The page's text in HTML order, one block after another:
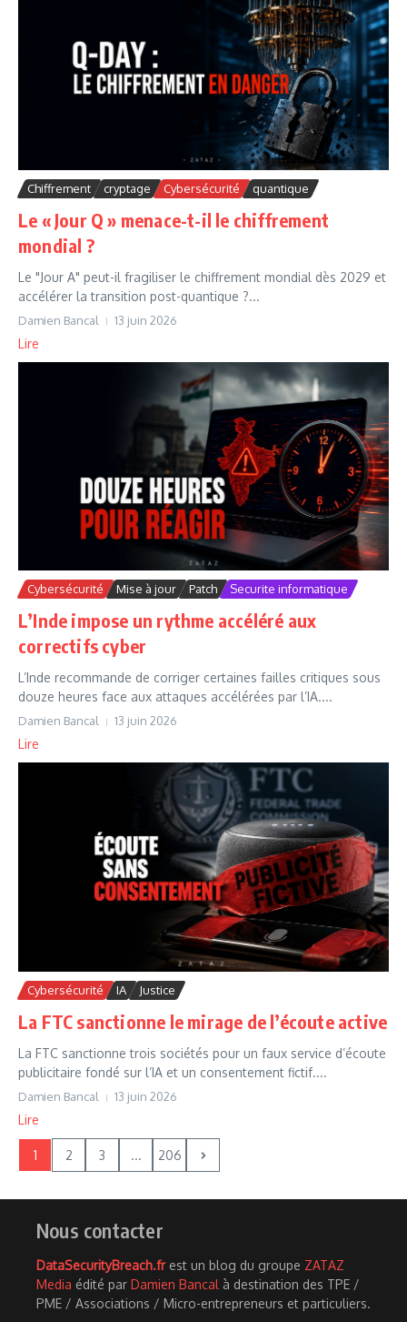
Chiffrement cryptage Cybersécurité quantique
Le « Jour Q » menace-t-il le chiffrement
mondial ?
Le "Jour A" peut-il fragiliser le chiffrement mondial dès 2029 et
accélérer la transition post-quantique ?...
Damien Bancal 13 juin 2026
Lire
Cybersécurité Mise à jour Patch Securite informatique
L’Inde impose un rythme accéléré aux
correctifs cyber
L’Inde recommande de corriger certaines failles critiques sous
douze heures face aux attaques accélérées par l’IA....
Damien Bancal 13 juin 2026
Lire
Cybersécurité IA Justice
La FTC sanctionne le mirage de l’écoute active
La FTC sanctionne trois sociétés pour un faux service d’écoute
publicitaire fondé sur l’IA et un consentement fictif....
Damien Bancal 13 juin 2026
Lire
1 2 3 ... 206
Nous contacter
DataSecurityBreach.frest un blog du groupe ZATAZ
Media édité par Damien Bancal à destination des TPE /
PME / Associations / Micro-entrepreneurs et particuliers.